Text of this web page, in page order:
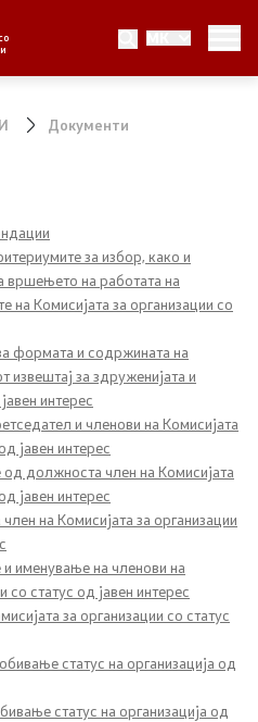
MK
Документи
за избор, како и
вршењето на работата на
на Комисијата за организации со
формата и содржината на
извештај за здруженијата и
интерес
и членови на Комисијата
јавен интерес
должноста член на Комисијата
јавен интерес
на Комисијата за организации
именување на членови на
со статус од јавен интерес
за организации со статус
статус на организација од
статус на организација од